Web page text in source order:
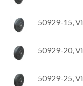
50929-15,
50929-20,
50929-25,